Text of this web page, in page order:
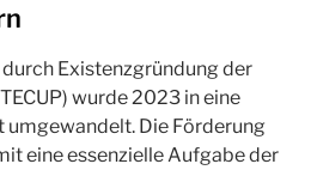
Existenzgründung der
wurde 2023 in eine
Die Förderung
eine essenzielle Aufgabe der